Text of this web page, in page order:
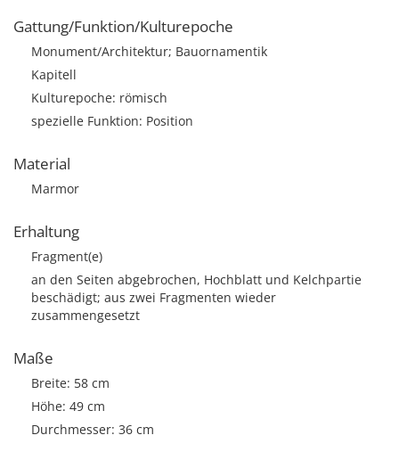
Gattung/Funktion/Kulturepoche
Monument/Architektur; Bauornamentik
Kapitell
Kulturepoche: römisch
spezielle Funktion: Position
Material
Marmor
Erhaltung
Fragment(e)
an den Seiten abgebrochen, Hochblatt und Kelchpartie
beschädigt; aus zwei Fragmenten wieder
zusammengesetzt
Maße
Breite: 58 cm
Höhe: 49 cm
Durchmesser: 36 cm